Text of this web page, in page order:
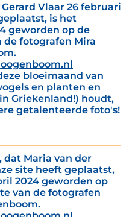
Vlaar 26 februari
is het
geworden op de
fotografen Mira
bloeimaand van
en planten en
Griekenland!) houdt,
getalenteerde foto's!
Maria van der
site heeft geplaatst,
2024 geworden op
van de fotografen